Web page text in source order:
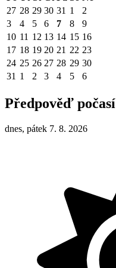
27 28 29 30 31 1
2
3
4 5 6 7 8
9
10 11 12 13 14 15 16
17 18 19 20 21 22 23
24 25 26 27 28 29 30
31 1 2 3 4 5 6
Předpověď počasí
dnes, pátek 7. 8. 2026